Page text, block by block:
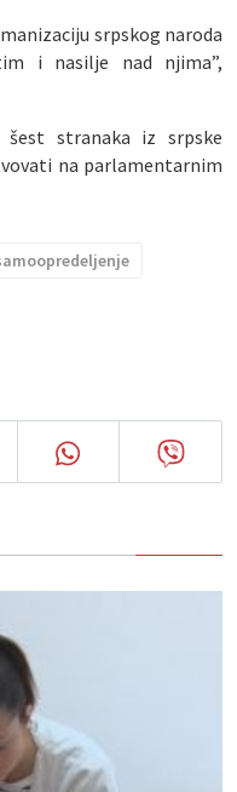
srpskog naroda
i nasilje nad njima”,
stranaka iz srpske
na parlamentarnim